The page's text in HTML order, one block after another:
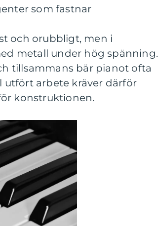
som fastnar
och orubbligt, men i
metall under hög spänning.
tillsammans bär pianot ofta
utfört arbete kräver därför
konstruktionen.